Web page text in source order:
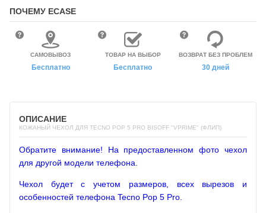
ПОЧЕМУ ECASE
САМОВЫВОЗ
Бесплатно
ТОВАР НА ВЫБОР
Бесплатно
ВОЗВРАТ БЕЗ ПРОБЛЕМ
30 дней
ОПИСАНИЕ
КОЖАНЫЙ ЧЕХОЛ ДЛЯ TECNO POP 5 PRO BISOFF "VPRIME" (ФЛИП)
Обратите внимание! На предоставленном фото чехол
для другой модели телефона.
Чехол будет с учетом размеров, всех вырезов и
особенностей телефона Tecno Pop 5 Pro.